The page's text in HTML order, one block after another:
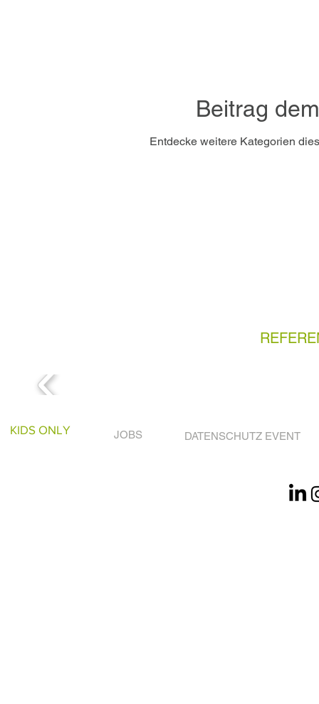
Beitrag
Entdecke weitere Kategorien
KIDS ONLY JOBS DATENSCHUTZ EVENT